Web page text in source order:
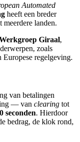
Automated
heeft een breder
meerdere landen.
Giraal,
zoals
Europese regelgeving.
van betalingen
— van clearing tot
seconden. Hierdoor
bedrag, de klok rond,